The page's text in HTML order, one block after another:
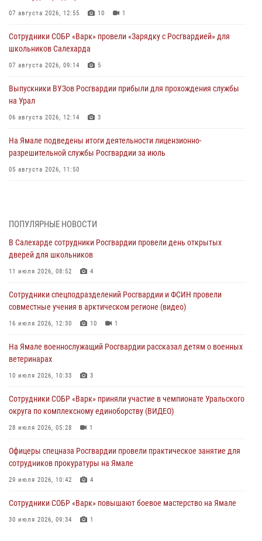
07 августа 2026, 12:55 10 1
Сотрудники СОБР «Варк» провели «Зарядку с Росгвардией» для
школьников Салехарда
07 августа 2026, 09:14 5
Выпускники ВУЗов Росгвардии прибыли для прохождения службы
на Урал
06 августа 2026, 12:14 3
На Ямале подведены итоги деятельности лицензионно-
разрешительной службы Росгвардии за июль
05 августа 2026, 11:50
03 августа 2026, 07:21 2
Генерал-полковник Юрий Аверин выступил на Всероссийском
молодёжном образовательном форуме «Территория смыслов»
03 августа 2026, 06:54
Директор Росгвардии Герой России генерал армии Виктор Золотов
поздравил специалистов подразделений тыла с профессиональным
праздником
Сотрудники СОБР «Варк» повышают боевое мастерство на Ямале
30 июля 2026, 09:34 1
Офицеры спецназа Росгвардии провели практическое занятие для
сотрудников прокуратуры на Ямале
29 июля 2026, 10:42 4
ПОПУЛЯРНЫЕ НОВОСТИ
В Салехарде сотрудники Росгвардии провели день открытых
дверей для школьников
11 июля 2026, 08:52 4
Сотрудники спецподразделений Росгвардии и ФСИН провели
совместные учения в арктическом регионе (видео)
16 июля 2026, 12:30 10 1
На Ямале военнослужащий Росгвардии рассказал детям о военных
ветеринарах
10 июля 2026, 10:33 3
Сотрудники СОБР «Варк» приняли участие в чемпионате Уральского
округа по комплексному единоборству (ВИДЕО)
28 июля 2026, 05:28 1
Офицеры спецназа Росгвардии провели практическое занятие для
сотрудников прокуратуры на Ямале
29 июля 2026, 10:42 4
Сотрудники СОБР «Варк» повышают боевое мастерство на Ямале
30 июля 2026, 09:34 1